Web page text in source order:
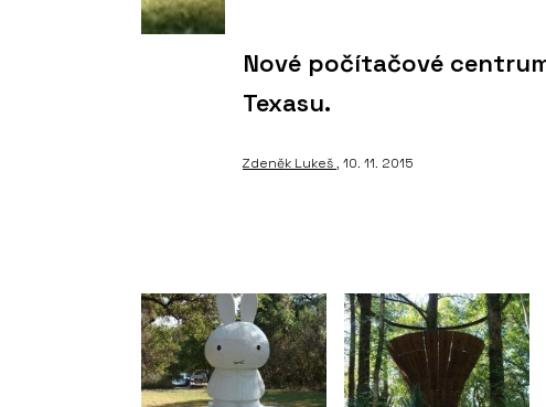
Nové počítačové
Texasu.
Zdeněk Lukeš, 10. 11. 2015